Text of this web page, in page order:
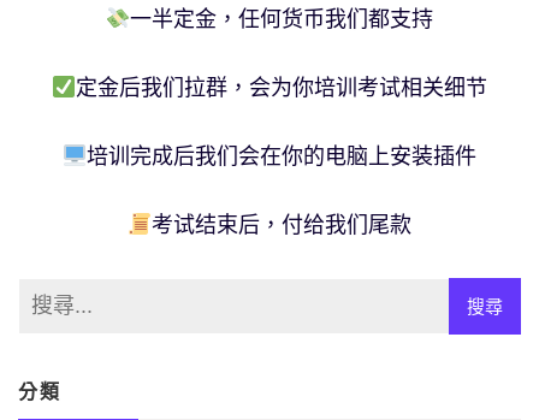
一半定金，任何货币我们都支持
定金后我们拉群，会为你培训考试相关细节
培训完成后我们会在你的电脑上安装插件
考试结束后，付给我们尾款
分類